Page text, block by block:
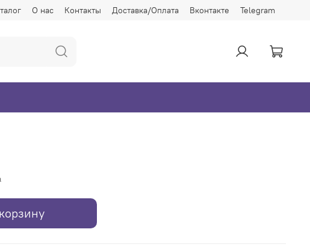
О нас Контакты Доставка/Оплата Вконтакте Telegram